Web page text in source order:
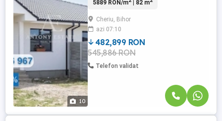
10
doar 2 KM de Oradea, în localitatea Cheriu,
Twins House.Casa are o suprafață
construită ...
5889 RON/m | 82 m
Cheriu, Bihor
azi 07:10
482,899 RON
545,886 RON
Telefon validat